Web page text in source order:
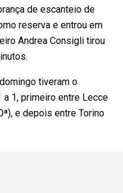
de escanteio de
reserva e entrou em
Andrea Consigli tirou
tiveram o
1, primeiro entre Lecce
e depois entre Torino